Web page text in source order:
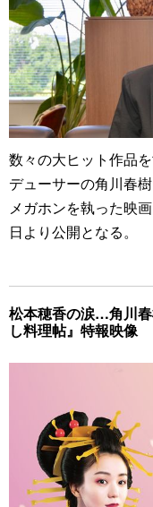
数々の大ヒット作品
デューサーの角川春
メガホンを執った映
日より公開となる。
松本穂香の涙…角川
し料理帖』特報映像